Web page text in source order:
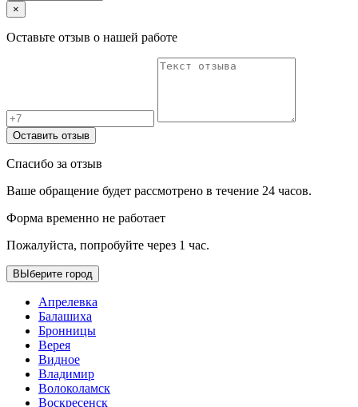
×
Оставьте отзыв о нашей работе
Оставить отзыв
Спасибо за отзыв
Ваше обращение будет рассмотрено в течение 24 часов.
Форма временно не работает
Пожалуйста, попробуйте через 1 час.
ВЫберите город
Апрелевка
Балашиха
Бронницы
Верея
Видное
Владимир
Волоколамск
Воскресенск